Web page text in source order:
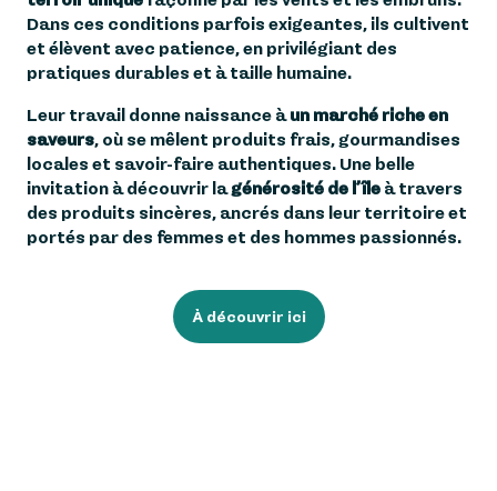
Dans ces conditions parfois exigeantes, ils cultivent
et élèvent avec patience, en privilégiant des
pratiques durables et à taille humaine.
Leur travail donne naissance àun marché riche en
saveurs, où se mêlent produits frais, gourmandises
locales et savoir-faire authentiques. Une belle
invitation à découvrir lagénérosité de l’île à travers
des produits sincères, ancrés dans leur territoire et
portés par des femmes et des hommes passionnés.
À découvrir ici